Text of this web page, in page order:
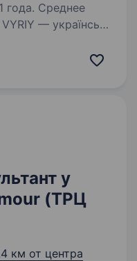
года. Среднее
у
(ТРЦ
км от центра